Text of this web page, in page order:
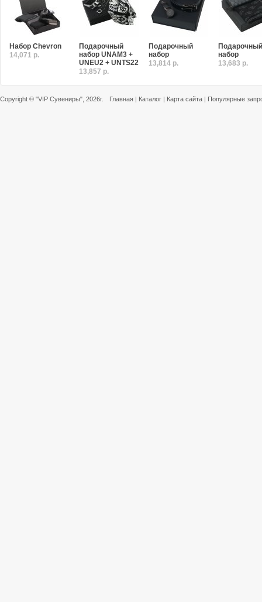
Набор Chevron
14,071 р.
Подарочный
набор UNAM3 +
UNEU2 + UNTS22
13,857 р.
Подарочный
набор
13,814 р.
Подарочный
набор
13,683 р.
Copyright © "VIP Сувениры" , 2026г. Главная | Каталог | Карта сайта | Популярные